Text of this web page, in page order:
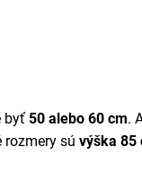
byť 50 alebo 60 cm.
sú výška 85